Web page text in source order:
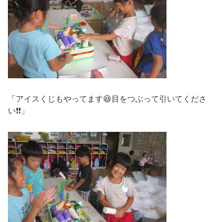
「アイスくじもやってます😆目をつぶって引いてくださ
い❗❗」